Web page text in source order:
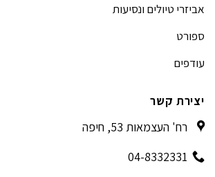
אביזרי טיולים ונסיעות
ספורט
עודפים
יצירת קשר
רח' העצמאות 53, חיפה
04-8332331